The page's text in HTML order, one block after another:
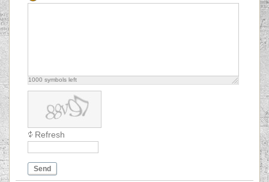
1000 symbols left
Refresh
Send